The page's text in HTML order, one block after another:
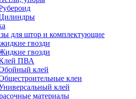
для штор и комплектующие
гвозди
гвозди
ПВА
клей
клеи
клей
материалы